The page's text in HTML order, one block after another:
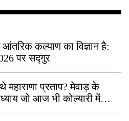
आंतरिक कल्याण का विज्ञान है:
पर सद्गुर
महाराणा प्रताप? मेवाड़ के
जो आज भी कोल्यारी में